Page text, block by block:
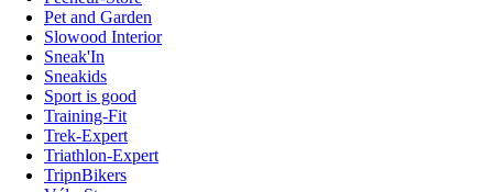
Pet and Garden
Slowood Interior
Sneak'In
Sneakids
Sport is good
Training-Fit
Trek-Expert
Triathlon-Expert
TripnBikers